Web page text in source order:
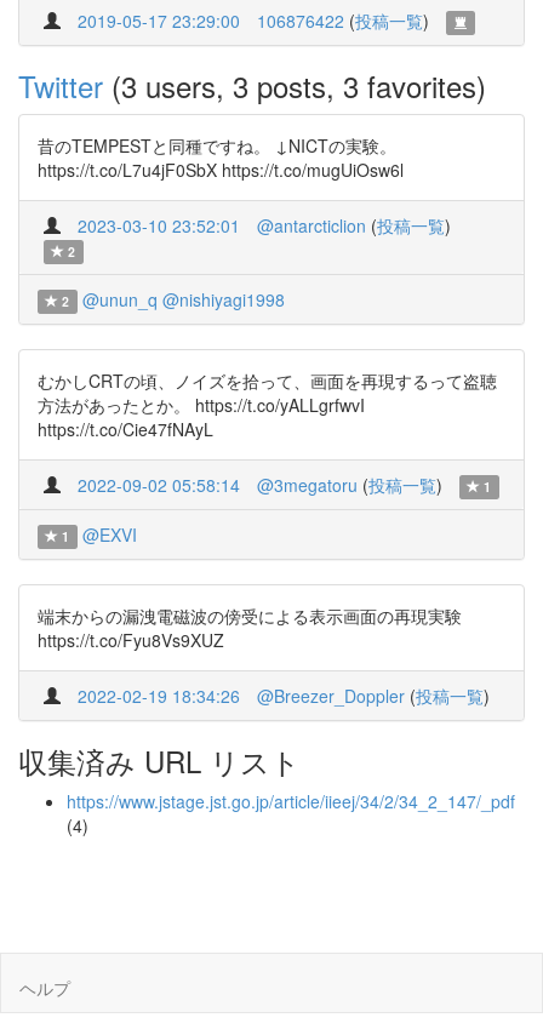
2019-05-17 23:29:00 106876422 (投稿一覧)
Twitter (3 users, 3 posts, 3 favorites)
昔のTEMPESTと同種ですね。 ↓NICTの実験。
https://t.co/L7u4jF0SbX https://t.co/mugUiOsw6l
2023-03-10 23:52:01 @antarcticlion (投稿一覧)
2
2 @unun_q @nishiyagi1998
むかしCRTの頃、ノイズを拾って、画面を再現するって盗聴
方法があったとか。 https://t.co/yALLgrfwvI
https://t.co/Cie47fNAyL
2022-09-02 05:58:14 @3megatoru (投稿一覧) 1
1 @EXVI
端末からの漏洩電磁波の傍受による表示画面の再現実験
https://t.co/Fyu8Vs9XUZ
2022-02-19 18:34:26 @Breezer_Doppler (投稿一覧)
収集済み URL リスト
https://www.jstage.jst.go.jp/article/iieej/34/2/34_2_147/_pdf
(4)
ヘルプ